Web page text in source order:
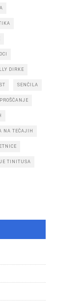
DIRKE
SENČILA
NA TEČAJIH
TINITUSA